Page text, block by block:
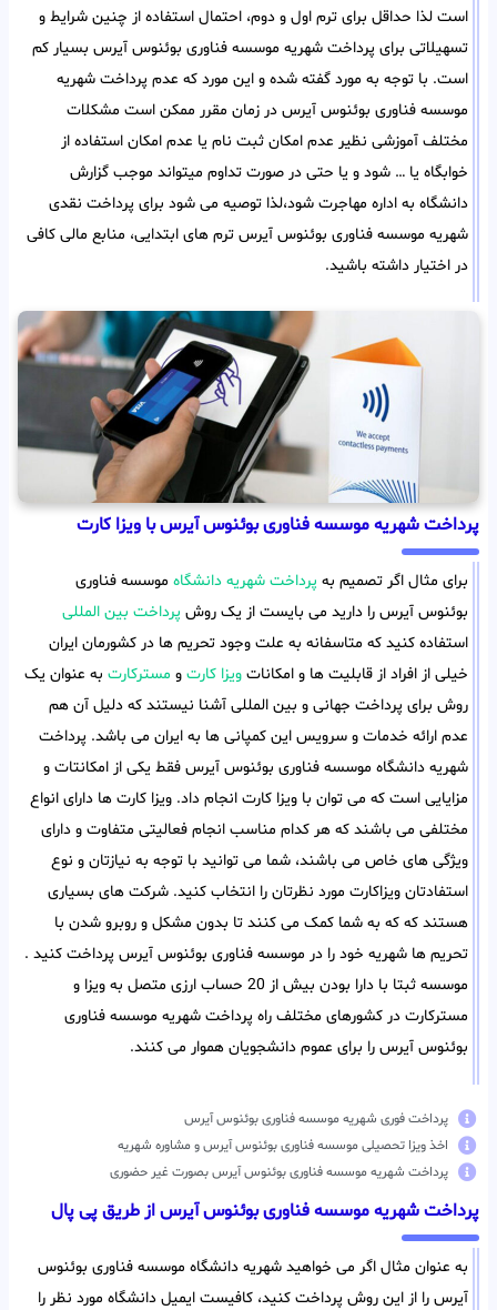
است لذا حداقل برای ترم اول و دوم، احتمال استفاده از چنین شرایط و
تسهیلاتی برای پرداخت شهریه موسسه فناوری بوئنوس آیرس بسیار کم
است. با توجه به مورد گفته شده و این مورد که عدم پرداخت شهریه
موسسه فناوری بوئنوس آیرس در زمان مقرر ممکن است مشکلات
مختلف آموزشی نظیر عدم امکان ثبت نام یا عدم امکان استفاده از
خوابگاه یا … شود و یا حتی در صورت تداوم میتواند موجب گزارش
دانشگاه به اداره مهاجرت شود،لذا توصیه می شود برای پرداخت نقدی
شهریه موسسه فناوری بوئنوس آیرس ترم های ابتدایی، منابع مالی کافی
در اختیار داشته باشید.
پرداخت شهریه موسسه فناوری بوئنوس آیرس با ویزا کارت
برای مثال اگر تصمیم به پرداخت شهریه دانشگاه موسسه فناوری
بوئنوس آیرس را دارید می بایست از یک روش پرداخت بین المللی
استفاده کنید که متاسفانه به علت وجود تحریم ها در کشورمان ایران
خیلی از افراد از قابلیت ها و امکانات ویزا کارت و مسترکارت به عنوان یک
روش برای پرداخت جهانی و بین المللی آشنا نیستند که دلیل آن هم
عدم ارائه خدمات و سرویس این کمپانی ها به ایران می باشد. پرداخت
شهریه دانشگاه موسسه فناوری بوئنوس آیرس فقط یکی از امکانتات و
مزایایی است که می توان با ویزا کارت انجام داد. ویزا کارت ها دارای انواع
مختلفی می باشند که هر کدام مناسب انجام فعالیتی متفاوت و دارای
ویژگی های خاص می باشند، شما می توانید با توجه به نیازتان و نوع
استفادتان ویزاکارت مورد نظرتان را انتخاب کنید. شرکت های بسیاری
هستند که که به شما کمک می کنند تا بدون مشکل و روبرو شدن با
تحریم ها شهریه خود را در موسسه فناوری بوئنوس آیرس پرداخت کنید .
موسسه ثبتا با دارا بودن بیش از 20 حساب ارزی متصل به ویزا و
مسترکارت در کشورهای مختلف راه پرداخت شهریه موسسه فناوری
بوئنوس آیرس را برای عموم دانشجویان هموار می کنند.
پرداخت فوری شهریه موسسه فناوری بوئنوس آیرس
اخذ ویزا تحصیلی موسسه فناوری بوئنوس آیرس و مشاوره شهریه
پرداخت شهریه موسسه فناوری بوئنوس آیرس بصورت غیر حضوری
پرداخت شهریه موسسه فناوری بوئنوس آیرس از طریق پی پال
به عنوان مثال اگر می خواهید شهریه دانشگاه موسسه فناوری بوئنوس
آیرس را از این روش پرداخت کنید، کافیست ایمیل دانشگاه مورد نظر را